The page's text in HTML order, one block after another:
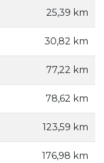
25,39 km
30,82 km
77,22 km
78,62 km
123,59 km
176,98 km